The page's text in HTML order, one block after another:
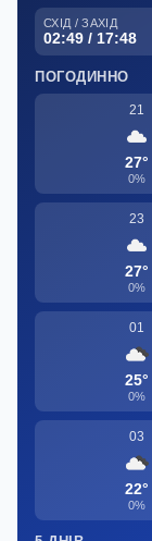
СХІД / ЗАХІД
02:49 / 17:48
ПОГОДИННО
21
27°
0%
23
27°
0%
01
25°
0%
03
22°
0%